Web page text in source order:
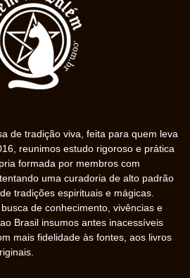
de tradição viva, feita para quem leva
reunimos estudo rigoroso e prática
formada por membros com
uma curadoria de alto padrão
tradições espirituais e mágicas.
de conhecimento, vivências e
Brasil insumos antes inacessíveis
mais fidelidade às fontes, aos livros